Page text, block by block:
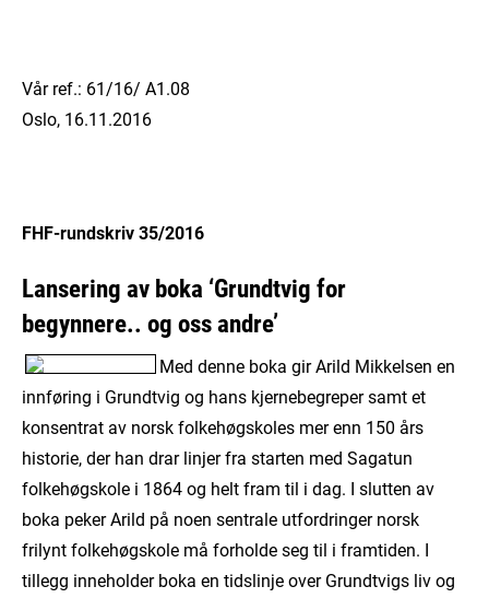
Vår ref.: 61/16/ A1.08
Oslo, 16.11.2016
FHF-rundskriv 35/2016
Lansering av boka ‘Grundtvig for
begynnere.. og oss andre’
Med denne boka gir Arild Mikkelsen en
innføring i Grundtvig og hans kjernebegreper samt et
konsentrat av norsk folkehøgskoles mer enn 150 års
historie, der han drar linjer fra starten med Sagatun
folkehøgskole i 1864 og helt fram til i dag. I slutten av
boka peker Arild på noen sentrale utfordringer norsk
frilynt folkehøgskole må forholde seg til i framtiden. I
tillegg inneholder boka en tidslinje over Grundtvigs liv og